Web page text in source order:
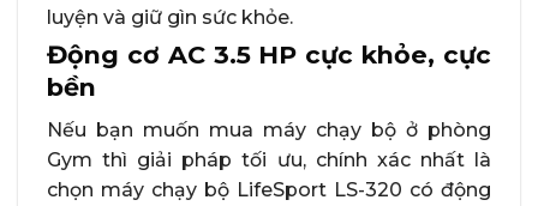
luyện và giữ gìn sức khỏe.
Động cơ AC 3.5 HP cực khỏe, cực
bền
Nếu bạn muốn mua máy chạy bộ ở phòng
Gym thì giải pháp tối ưu, chính xác nhất là
chọn máy chạy bộ LifeSport LS-320 có động